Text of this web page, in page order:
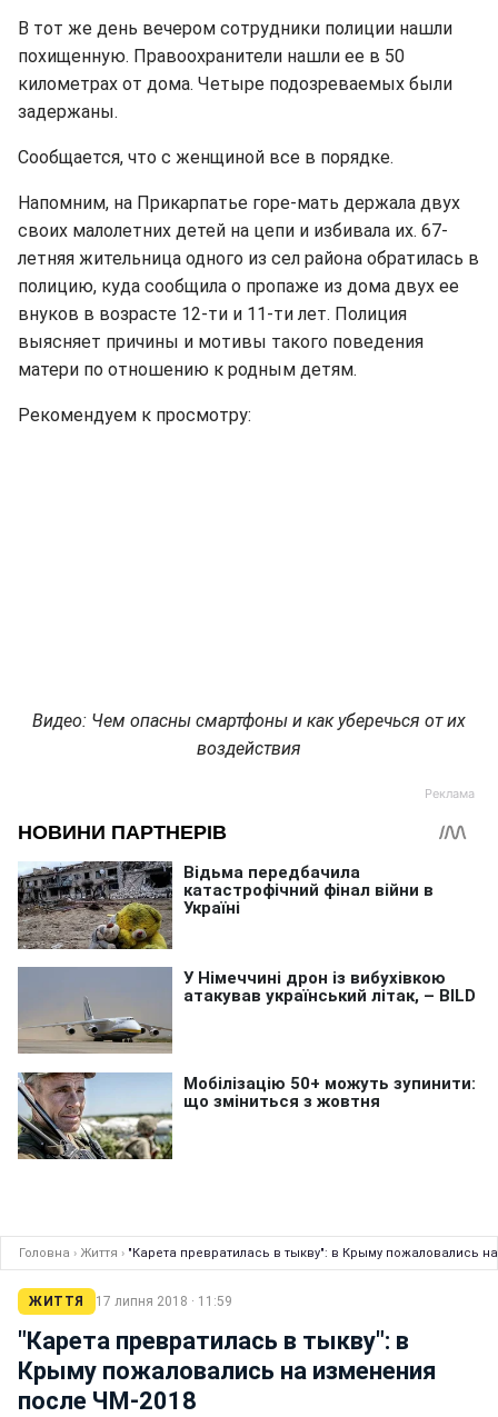
В тот же день вечером сотрудники полиции нашли
похищенную. Правоохранители нашли ее в 50
километрах от дома. Четыре подозреваемых были
задержаны.
Сообщается, что с женщиной все в порядке.
Напомним, на Прикарпатье горе-мать держала двух
своих малолетних детей на цепи и избивала их. 67-
летняя жительница одного из сел района обратилась в
полицию, куда сообщила о пропаже из дома двух ее
внуков в возрасте 12-ти и 11-ти лет. Полиция
выясняет причины и мотивы такого поведения
матери по отношению к родным детям.
Рекомендуем к просмотру:
Видео: Чем опасны смартфоны и как уберечься от их
воздействия
Головна › Життя › "Карета превратилась в тыкву": в Крыму пожаловались
ЖИТТЯ 17 липня 2018 · 11:59
"Карета превратилась в тыкву": в
Крыму пожаловались на изменения
после ЧМ-2018